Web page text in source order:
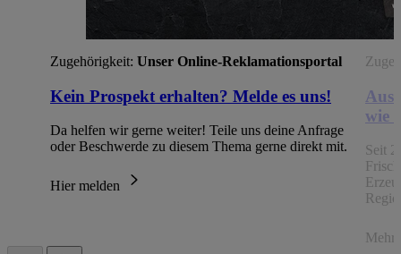
Zugehörigkeit: Unser Online-Reklamationsportal
Kein Prospekt erhalten? Melde es uns!
Da helfen wir gerne weiter! Teile uns deine Anfrage
oder Beschwerde zu diesem Thema gerne direkt mit.
Hier melden
Aus
wie
Seit
Mehr